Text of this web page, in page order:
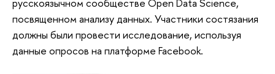
посвященном анализу данных. Участники состязания
должны были провести исследование, используя
данные опросов на платформе Facebook.